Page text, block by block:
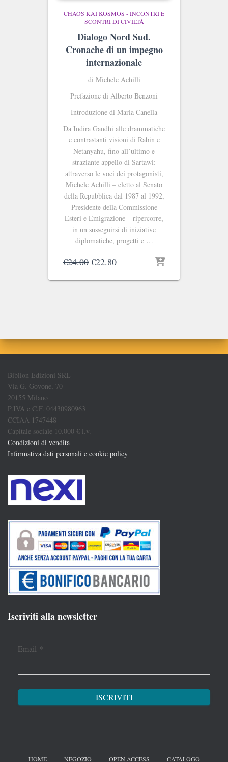
CHAOS KAI KOSMOS - INCONTRI E
SCONTRI DI CIVILTÀ
Dialogo Nord Sud.
Cronache di un impegno
internazionale
di Michele Achilli
Prefazione di Alberto Benzoni
Introduzione di Maria Canella
Da Indira Gandhi alle drammatiche
e contrastanti visioni di Rabin e
Netanyahu, fino all’ultimo e
straziante appello di Sartawi:
attraverso le voci dei protagonisti,
Michele Achilli – eletto al Senato
della Repubblica dal 1987 al 1992,
Presidente della Commissione
Esteri e Emigrazione – ripercorre,
in un susseguirsi di iniziative
diplomatiche, progetti e …
€24.00 Il
originale
€22.80Il
attuale
Biblion Edizioni SRL
Via G. Govone, 70
20155 Milano
P.IVA e C.F. 04430980963
CCIAA 1747448
Capitale sociale 10.000 € i.v.
Condizioni di vendita
Informativa dati personali e cookie policy
Iscriviti alla newsletter
Email *
HOME NEGOZIO OPEN ACCESS CATALOGO